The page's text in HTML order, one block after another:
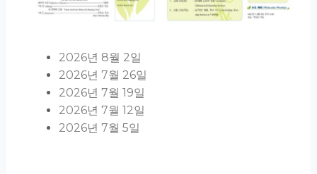
2026년 8월 2일
2026년 7월 26일
2026년 7월 19일
2026년 7월 12일
2026년 7월 5일